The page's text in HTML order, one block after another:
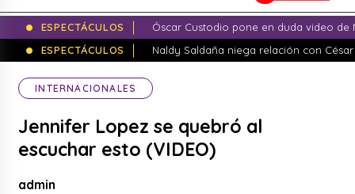
ESPECTÁCULOS
Óscar Custodio pone en duda video de
ESPECTÁCULOS
Naldy Saldaña niega relación con
INTERNACIONALES
Jennifer Lopez se quebró al
escuchar esto (VIDEO)
admin